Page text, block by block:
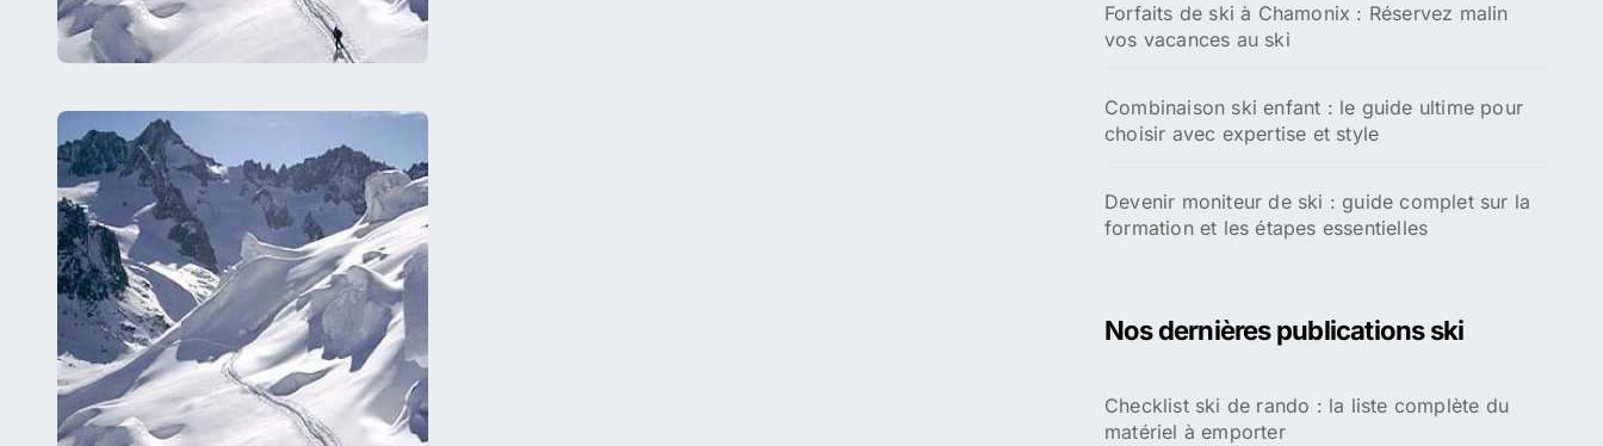
Forfaits de ski à Chamonix : Réservez malin
vos vacances au ski
Combinaison ski enfant : le guide ultime pour
choisir avec expertise et style
Devenir moniteur de ski : guide complet sur la
formation et les étapes essentielles
Nos dernières publications ski
Checklist ski de rando : la liste complète du
matériel à emporter